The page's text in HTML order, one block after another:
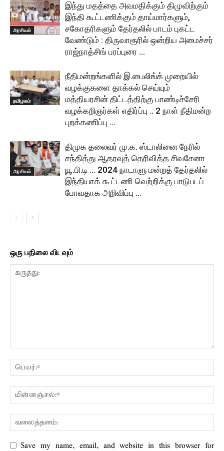
அரசியல்
இந்து மதத்தை அவமதிக்கும் திமுவிற்கும்
இந்தி கூட்டணிக்கும் தாய்மார்களும்,
சகோதரிகளும் தேர்தலில் பாடம் புகட்ட
வேண்டும் : திருவாரூரில் ஒன்றிய அமைச்சர்
ராஜ்நாத்சிங் பரப்புரை …
தமிழகம்
நீதிமன்றங்களில் இ.பைலிங்க் முறையில்
வழக்குகளை தாக்கல் செய்யும்
மத்தியரசின் திட்டத்திற்கு பாண்டிச்சேரி
வழக்கறிஞர்கள் எதிர்ப்பு .. 2 நாள் நீதிமன்ற
புறக்கணிப்பு …
அரசியல்
திமுக தலைவர் மு.க. ஸ்டாலினை நேரில்
சந்தித்து ஆதரவுத் தெரிவித்த சிவசேனா
யூ.பி.டி … 2024 நாடாளு மன்றத் தேர்தலில்
இந்தியாக் கூட்டணி வெற்றிக்கு பாடுபடப்
போவதாக அறிவிப்பு …
ஒரு பதிலை விடவும்
Save my name, email, and website in this browser for